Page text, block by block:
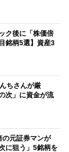
ク後に「株価倍
銘柄5選】資産3
ちさんが厳
次」に資金が流
の元証券マンが
に狙う」5銘柄を